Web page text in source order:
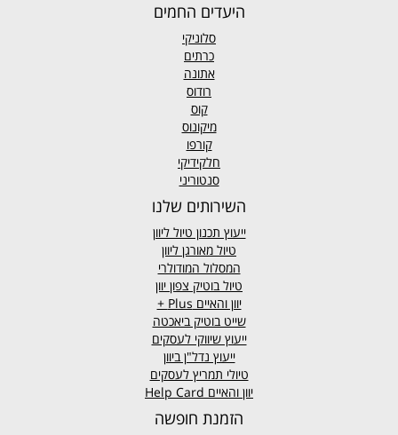
היעדים החמים
סלוניקי
כרתים
אתונה
רודוס
קוס
מיקונוס
קורפו
חלקידיקי
סנטוריני
השירותים שלנו
ייעוץ תכנון טיול ליוון
טיול מאורגן ליוון
המסלול המודולרי
טיול בוטיק צפון יוון
יוון והאיים Plus +
שייט בוטיק ביאכטה
ייעוץ שיווקי לעסקים
ייעוץ נדל"ן ביוון
טיולי תמריץ לעסקים
יוון והאיים Help Card
הזמנת חופשה